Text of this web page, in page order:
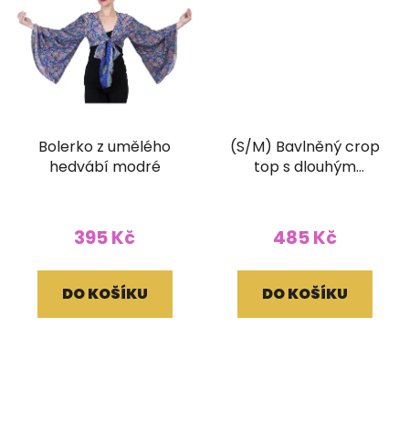
Bolerko z umělého
hedvábí modré
395 Kč
DO KOŠÍKU
(S/M) Bavlněný crop
top s dlouhým
485 Kč
DO KOŠÍKU